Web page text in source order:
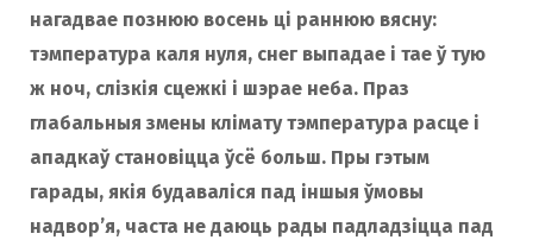
нагадвае познюю восень ці раннюю вясну:
тэмпература каля нуля, снег выпадае і тае ў тую
ж ноч, слізкія сцежкі і шэрае неба. Праз
глабальныя змены клімату тэмпература расце і
ападкаў становіцца ўсё больш. Пры гэтым
гарады, якія будаваліся пад іншыя ўмовы
надвор’я, часта не даюць рады падладзіцца пад